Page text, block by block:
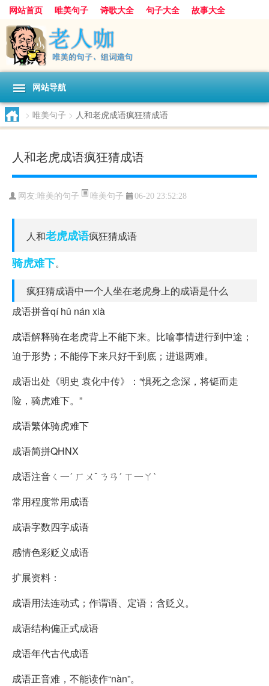
网站首页 唯美句子 诗歌大全 句子大全
故事大全
人生感悟
其他美文 美文欣赏
感人故事
句子分类
网站导航
> 唯美句子 > 人和老虎成语疯狂猜成语
人和老虎成语疯狂猜成语
网友: 唯美的句子 唯美句子 06-20 23:52:28
人和老虎成语疯狂猜成语
骑虎难下。
疯狂猜成语中一个人坐在老虎身上的成语是什么
成语拼音qí hǔ nán xià
成语解释骑在老虎背上不能下来。比喻事情进行到中途；
迫于形势；不能停下来只好干到底；进退两难。
成语出处《明史 袁化中传》：“惧死之念深，将铤而走
险，骑虎难下。”
成语繁体骑虎难下
成语简拼QHNX
成语注音ㄑ一ˊ ㄏㄨˇ ㄋㄢˊ ㄒ一ㄚˋ
常用程度常用成语
成语字数四字成语
感情色彩贬义成语
扩展资料：
成语用法连动式；作谓语、定语；含贬义。
成语结构偏正式成语
成语年代古代成语
成语正音难，不能读作“nàn”。